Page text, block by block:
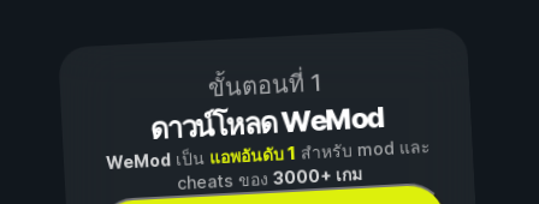
ขั้นตอนที่ 1
ดาวน์โหลด WeMod
WeModเป็น แอพอันดับ 1 สำหรับ mod และ
cheats ของ3000+ เกม